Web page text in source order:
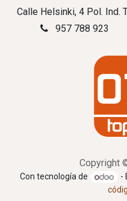
Calle Helsinki, 4 Pol. Ind.
957 788 923
Copyright
Con tecnología de -